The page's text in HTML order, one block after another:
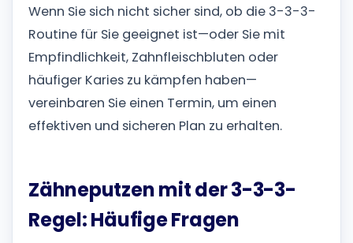
Wenn Sie sich nicht sicher sind, ob die 3-3-3-
Routine für Sie geeignet ist—oder Sie mit
Empfindlichkeit, Zahnfleischbluten oder
häufiger Karies zu kämpfen haben—
vereinbaren Sie einen Termin, um einen
effektiven und sicheren Plan zu erhalten.
Zähneputzen mit der 3-3-3-
Regel: Häufige Fragen